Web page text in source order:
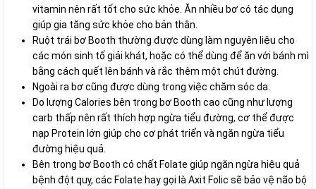
vitamin nên rất tốt cho sức khỏe. Ăn nhiều bơ có tác dụng
giúp gia tăng sức khỏe cho bản thân.
Ruột trái bơ Booth thường được dùng làm nguyên liệu cho
các món sinh tố giải khát, hoặc có thể dùng để ăn với bánh mì
bằng cách quết lên bánh và rắc thêm một chút đường.
Ngoài ra bơ cũng được dùng trong việc chăm sóc da.
Do lượng Calories bên trong bơ Booth cao cũng như lượng
carb thấp nên rất thích hợp ngừa tiểu đường, cơ thể được
nạp Protein lớn giúp cho cơ phát triển và ngăn ngừa tiểu
đường hiệu quả.
Bên trong bơ Booth có chất Folate giúp ngăn ngừa hiệu quả
bệnh đột quỵ, các Folate hay gọi là Axit Folic sẽ bảo vệ não bộ